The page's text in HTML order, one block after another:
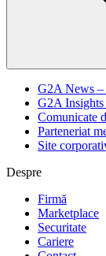
G2A News –
G2A Insights
Comunicate
Parteneriat
Site
Despre
Firmă
Marketplace
Securitate
Cariere